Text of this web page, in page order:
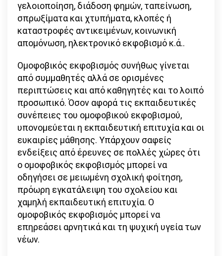
γελοιοποίηση, διάδοση φημών, ταπείνωση,
σπρωξίματα και χτυπήματα, κλοπές ή
καταστροφές αντικειμένων, κοινωνική
απομόνωση, ηλεκτρονικό εκφοβισμό κ.ά..
Ομοφοβικός εκφοβισμός συνήθως γίνεται
από συμμαθητές αλλά σε ορισμένες
περιπτώσεις και από καθηγητές και το λοιπό
προσωπικό. Όσον αφορά τις εκπαιδευτικές
συνέπειες του ομοφοβικού εκφοβισμού,
υπονομεύεται η εκπαιδευτική επιτυχία και οι
ευκαιρίες μάθησης. Υπάρχουν σαφείς
ενδείξεις από έρευνες σε πολλές χώρες ότι
ο ομοφοβικός εκφοβισμός μπορεί να
οδηγήσει σε μειωμένη σχολική φοίτηση,
πρόωρη εγκατάλειψη του σχολείου και
χαμηλή εκπαιδευτική επιτυχία. Ο
ομοφοβικός εκφοβισμός μπορεί να
επηρεάσει αρνητικά και τη ψυχική υγεία των
νέων.